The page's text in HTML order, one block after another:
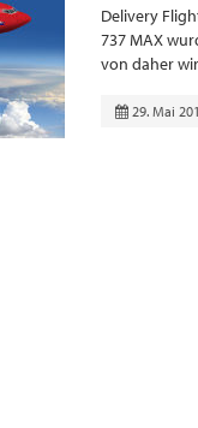
Delivery
737 MAX
von daher
29. Mai